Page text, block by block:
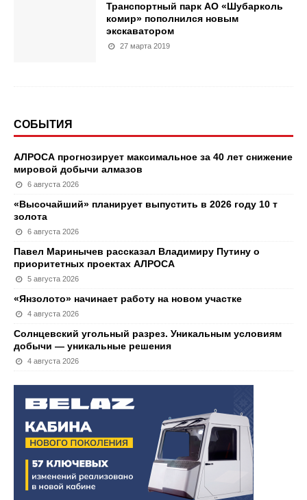
Транспортный парк АО «Шубарколь
комир» пополнился новым
экскаватором
27 марта 2019
СОБЫТИЯ
АЛРОСА прогнозирует максимальное за 40 лет снижение
мировой добычи алмазов
6 августа 2026
«Высочайший» планирует выпустить в 2026 году 10 т
золота
6 августа 2026
Павел Маринычев рассказал Владимиру Путину о
приоритетных проектах АЛРОСА
5 августа 2026
«Янзолото» начинает работу на новом участке
4 августа 2026
Солнцевский угольный разрез. Уникальным условиям
добычи — уникальные решения
4 августа 2026